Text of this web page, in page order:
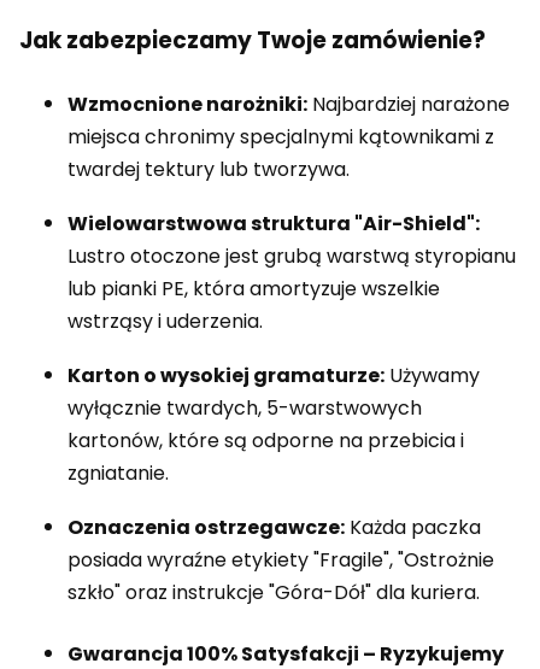
Jak zabezpieczamy Twoje zamówienie?
Wzmocnione narożniki: Najbardziej narażone
miejsca chronimy specjalnymi kątownikami z
twardej tektury lub tworzywa.
Wielowarstwowa struktura "Air-Shield":
Lustro otoczone jest grubą warstwą styropianu
lub pianki PE, która amortyzuje wszelkie
wstrząsy i uderzenia.
Karton o wysokiej gramaturze: Używamy
wyłącznie twardych, 5-warstwowych
kartonów, które są odporne na przebicia i
zgniatanie.
Oznaczenia ostrzegawcze: Każda paczka
posiada wyraźne etykiety "Fragile", "Ostrożnie
szkło" oraz instrukcje "Góra-Dół" dla kuriera.
Gwarancja 100% Satysfakcji – Ryzykujemy